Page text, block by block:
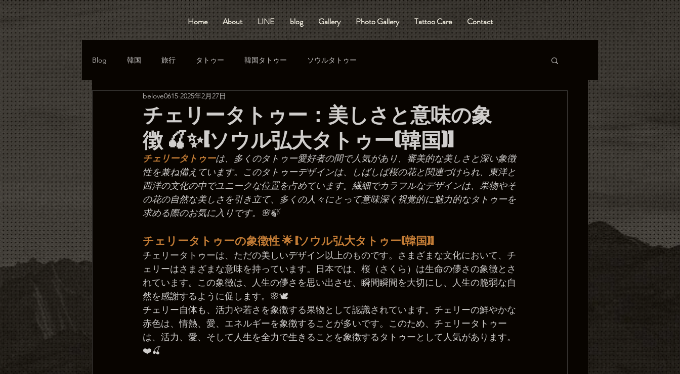
Home About LINE blog Gallery Photo Gallery Tattoo Care Contact
Blog 韓国 旅行 タトゥー 韓国タトゥー ソウルタトゥー
チェリータトゥー：美しさと意味の象
徴 🍒✨[ソウル弘大タトゥー(韓国)]
belove0615 2025年2月27日
チェリータトゥーは、多くのタトゥー愛好者の間で人気があり、審美的な美しさと深い象徴
性を兼ね備えています。このタトゥーデザインは、しばしば桜の花と関連づけられ、東洋と
西洋の文化の中でユニークな位置を占めています。繊細でカラフルなデザインは、果物やそ
の花の自然な美しさを引き立て、多くの人々にとって意味深く視覚的に魅力的なタトゥーを
求める際のお気に入りです。🌸🍃
チェリータトゥーの象徴性 🌟 [ソウル弘大タトゥー(韓国)]
チェリータトゥーは、ただの美しいデザイン以上のものです。さまざまな文化において、チ
ェリーはさまざまな意味を持っています。日本では、桜（さくら）は生命の儚さの象徴とさ
れています。この象徴は、人生の儚さを思い出させ、瞬間瞬間を大切にし、人生の脆弱な自
然を感謝するように促します。🌸🕊️
チェリー自体も、活力や若さを象徴する果物として認識されています。チェリーの鮮やかな
赤色は、情熱、愛、エネルギーを象徴することが多いです。このため、チェリータトゥー
は、活力、愛、そして人生を全力で生きることを象徴するタトゥーとして人気があります。
❤️🍒